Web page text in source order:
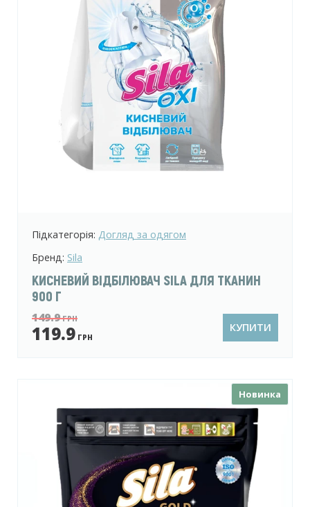
Підкатегорія: Догляд за одягом
Бренд: Sila
КИСНЕВИЙ ВІДБІЛЮВАЧ SILA ДЛЯ ТКАНИН
900 Г
149.9ГРН
119.9 ГРН
КУПИТИ
Новинка